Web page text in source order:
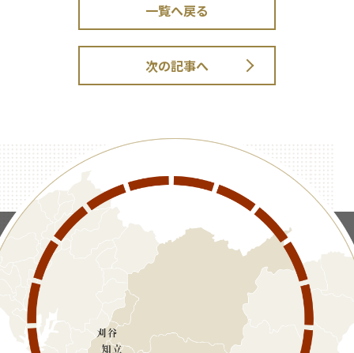
一覧へ戻る
次の記事へ